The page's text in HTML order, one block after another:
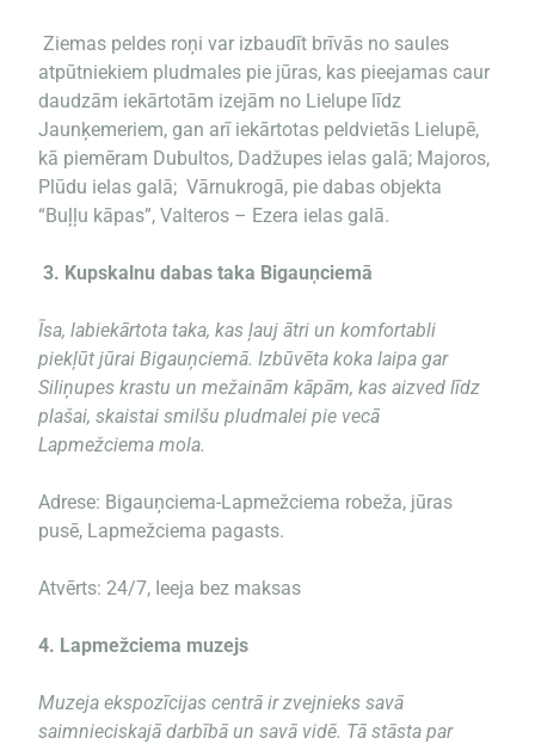
Ziemas peldes roņi var izbaudīt brīvās no saules
atpūtniekiem pludmales pie jūras, kas pieejamas caur
daudzām iekārtotām izejām no Lielupe līdz
Jaunķemeriem, gan arī iekārtotas peldvietās Lielupē,
kā piemēram Dubultos, Dadžupes ielas galā; Majoros,
Plūdu ielas galā; Vārnukrogā, pie dabas objekta
“Buļļu kāpas”, Valteros – Ezera ielas galā.
3. Kupskalnu dabas taka Bigauņciemā
Īsa, labiekārtota taka, kas ļauj ātri un komfortabli
piekļūt jūrai Bigauņciemā. Izbūvēta koka laipa gar
Siliņupes krastu un mežainām kāpām, kas aizved līdz
plašai, skaistai smilšu pludmalei pie vecā
Lapmežciema mola.
Adrese: Bigauņciema-Lapmežciema robeža, jūras
pusē, Lapmežciema pagasts.
Atvērts: 24/7, Ieeja bez maksas
4. Lapmežciema muzejs
Muzeja ekspozīcijas centrā ir zvejnieks savā
saimnieciskajā darbībā un savā vidē. Tā stāsta par